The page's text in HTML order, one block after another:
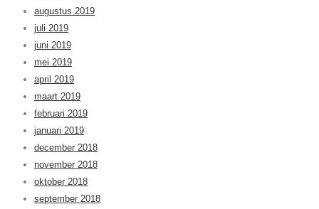
augustus 2019
juli 2019
juni 2019
mei 2019
april 2019
maart 2019
februari 2019
januari 2019
december 2018
november 2018
oktober 2018
september 2018